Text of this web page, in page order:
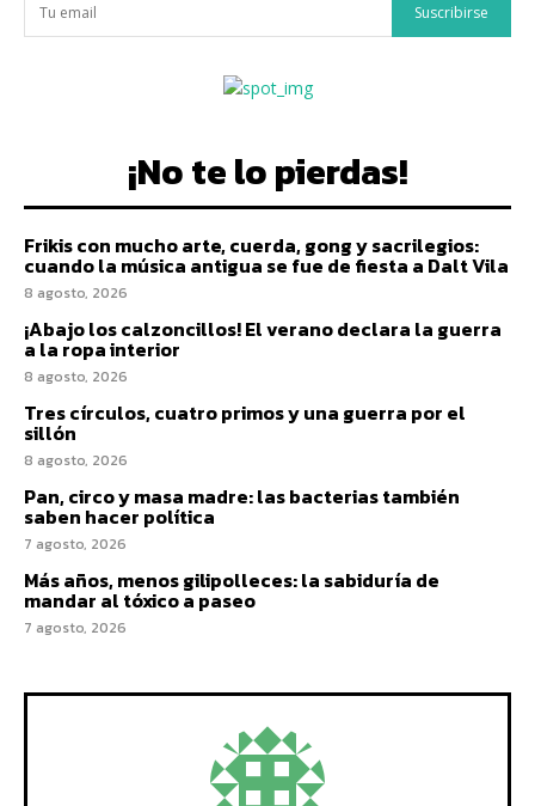
Suscribirse
¡No te lo pierdas!
Frikis con mucho arte, cuerda, gong y sacrilegios:
cuando la música antigua se fue de fiesta a Dalt Vila
8 agosto, 2026
¡Abajo los calzoncillos! El verano declara la guerra
a la ropa interior
8 agosto, 2026
Tres círculos, cuatro primos y una guerra por el
sillón
8 agosto, 2026
Pan, circo y masa madre: las bacterias también
saben hacer política
7 agosto, 2026
Más años, menos gilipolleces: la sabiduría de
mandar al tóxico a paseo
7 agosto, 2026